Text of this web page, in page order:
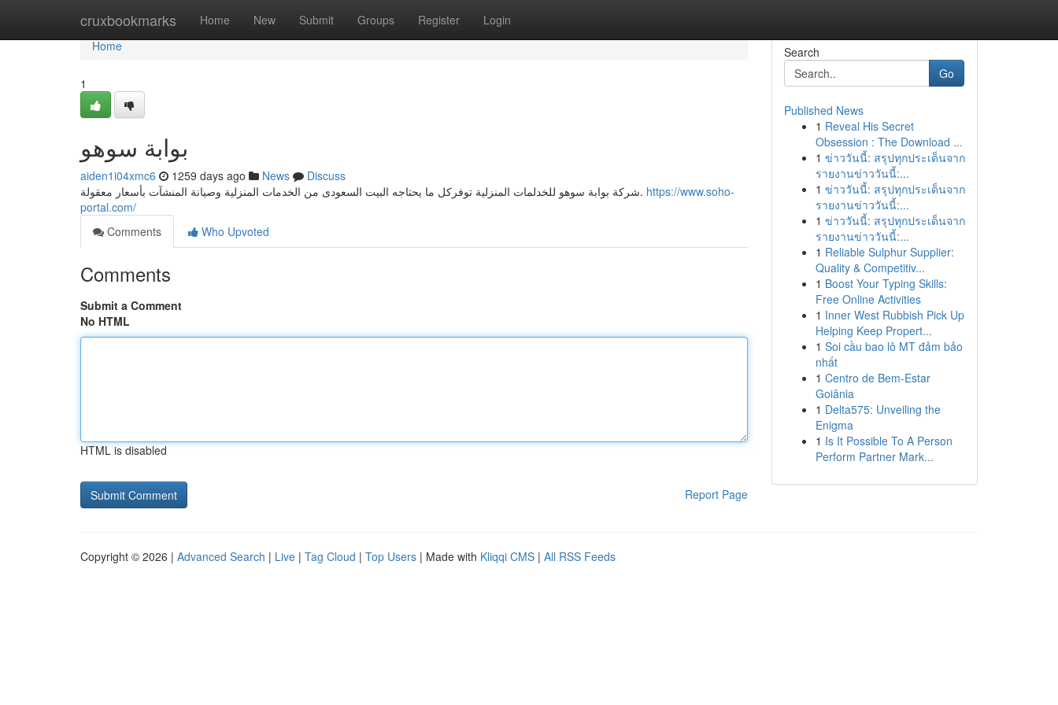
cruxbookmarks Home New Submit Groups Register Login
Home
Home
1
بوابة سوهو
aiden1i04xmc6 1259 days ago News
Discuss
شركة بوابة سوهو للخدلمات المنزلية توفركل ما يحتاجه البيت السعودى من الخدمات المنزلية وصيانة المنشآت بأسعار معقولة. https://www.soho-
portal.com/
Comments
Who Upvoted
Comments
Submit a Comment
No HTML
HTML is disabled
Report Page
Search
Go
Published News
1 Reveal His Secret
Obsession : The Download ...
1 ข่าววันนี้: สรุปทุกประเด็นจาก
รายงานข่าววันนี้:...
1 ข่าววันนี้: สรุปทุกประเด็นจาก
รายงานข่าววันนี้:...
1 ข่าววันนี้: สรุปทุกประเด็นจาก
รายงานข่าววันนี้:...
1 Reliable Sulphur Supplier:
Quality & Competitiv...
1 Boost Your Typing Skills:
Free Online Activities
1 Inner West Rubbish Pick Up
Helping Keep Propert...
1 Soi cầu bao lô MT đảm bảo
nhất
1 Centro de Bem-Estar
Goiânia
1 Delta575: Unveiling the
Enigma
1 Is It Possible To A Person
Perform Partner Mark...
Copyright © 2026 | Advanced Search | Live | Tag Cloud | Top Users | Made with Kliqqi CMS | All RSS Feeds